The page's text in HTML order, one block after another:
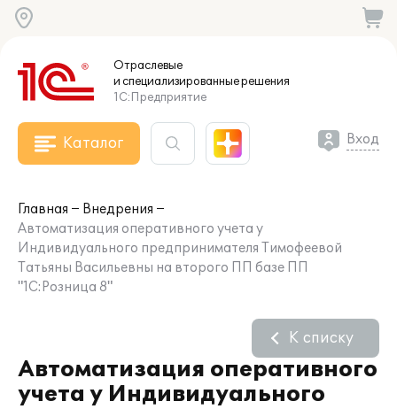
Отраслевые
и специализированныерешения
1С:Предприятие
Каталог Вход
Главная
Внедрения
Автоматизация оперативного учета у
Индивидуального предпринимателя Тимофеевой
Татьяны Васильевны на второго ПП базе ПП
"1С:Розница 8"
Автоматизация оперативного
учета у Индивидуального
К списку